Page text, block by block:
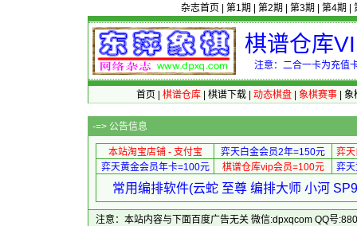
杂志首页 第1期 第2期 第3期 第4期
棋谱仓库
注意：二合一卡为充值
首页 棋谱仓库| 棋谱下载| 动态棋盘| 象棋赛事| 象
-=> 公告信息
本站淘宝店铺 - 支付宝 弈天白金会员2年=150元
弈
弈天黄金会员年卡=100元
棋谱仓库vip会员=100元 弈
常用编排软件(云蛇 至尊 编排大师 小河
注意：本站内容与下面百度广告无关 微信:dpxqcom QQ号